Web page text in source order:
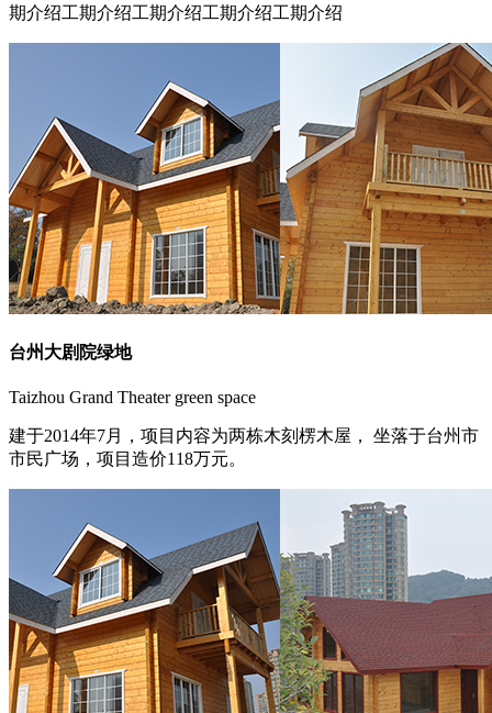
期介绍工期介绍工期介绍工期介绍工期介绍
台州大剧院绿地
Taizhou Grand Theater green space
建于2014年7月，项目内容为两栋木刻楞木屋， 坐落于台州市
市民广场，项目造价118万元。